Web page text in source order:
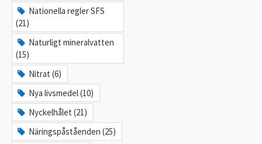
Nationella regler SFS
(21)
Naturligt mineralvatten
(15)
Nitrat (6)
Nya livsmedel (10)
Nyckelhålet (21)
Näringspåståenden (25)